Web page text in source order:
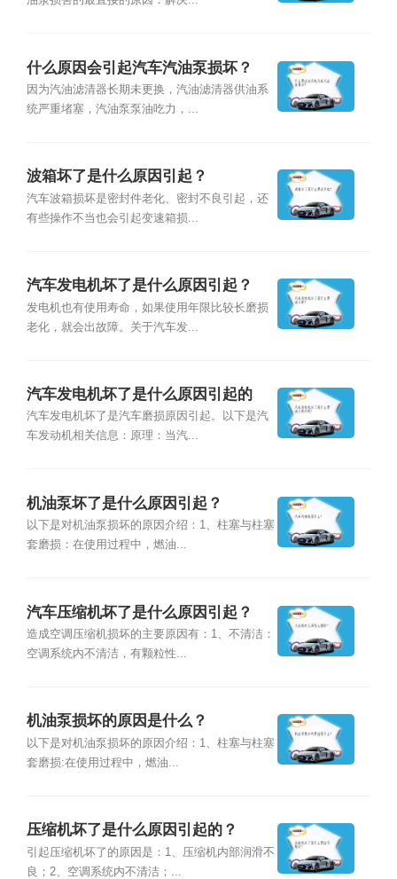
什么原因会引起汽车汽油泵损坏？
因为汽油滤清器长期未更换，汽油滤清器供油系
统严重堵塞，汽油泵泵油吃力，...
波箱坏了是什么原因引起？
汽车波箱损坏是密封件老化、密封不良引起，还
有些操作不当也会引起变速箱损...
汽车发电机坏了是什么原因引起？
发电机也有使用寿命，如果使用年限比较长磨损
老化，就会出故障。关于汽车发...
汽车发电机坏了是什么原因引起的
呢？
汽车发电机坏了是汽车磨损原因引起。以下是汽
车发动机相关信息：原理：当汽...
机油泵坏了是什么原因引起？
以下是对机油泵损坏的原因介绍：1、柱塞与柱塞
套磨损：在使用过程中，燃油...
汽车压缩机坏了是什么原因引起？
造成空调压缩机损坏的主要原因有：1、不清洁：
空调系统内不清洁，有颗粒性...
机油泵损坏的原因是什么？
以下是对机油泵损坏的原因介绍：1、柱塞与柱塞
套磨损:在使用过程中，燃油...
压缩机坏了是什么原因引起的？
引起压缩机坏了的原因是：1、压缩机内部润滑不
良；2、空调系统内不清洁；...